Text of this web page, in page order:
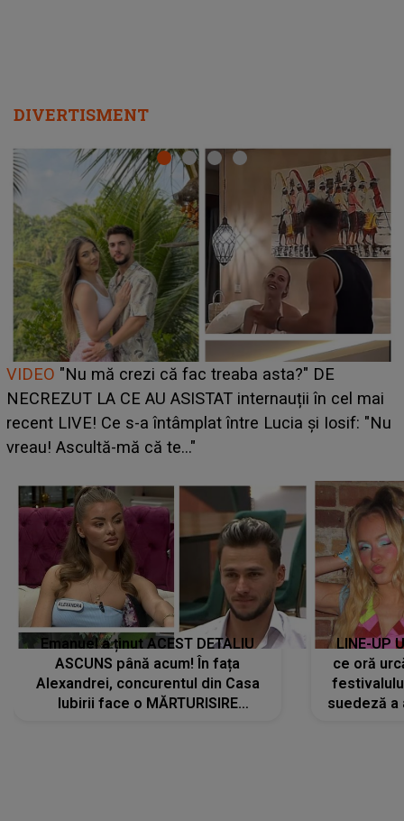
DIVERTISMENT
Cine este Bianca, tânăra clujeancă luată pe scenă la
UNTOLD ONE de Zara Larsson? Aceasta a dezvăluit
ce i-a spus artista suedeză în culise: „Nu am fost
pregătită...”
Emanuel a ținut ACEST DETALIU
ASCUNS până acum! În fața
Alexandrei, concurentul din Casa
Iubirii face o MĂRTURISIRE
LINE-UP
ce oră
suedeză a